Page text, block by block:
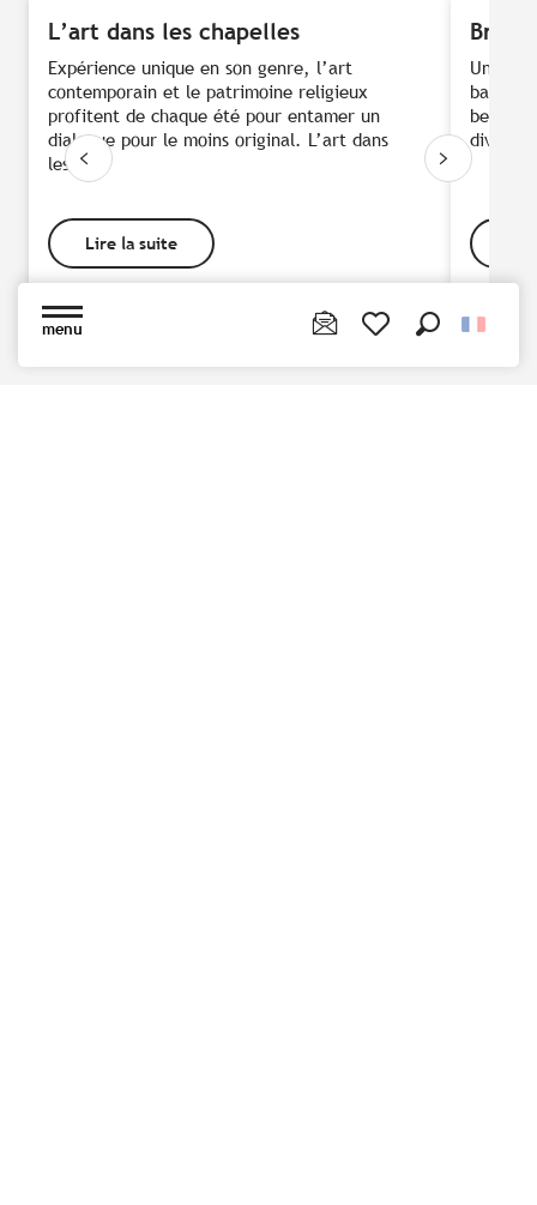
menu
L’art dans les chapelles
Expérience unique en son genre, l’art
contemporain et le patrimoine religieux
profitent de chaque été pour entamer un
dialogue pour le moins original. L’art dans
les...
Lire la suite
Brest
Une
baie,
beaux